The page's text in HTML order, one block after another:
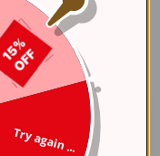
الملاحظات
Try again ...